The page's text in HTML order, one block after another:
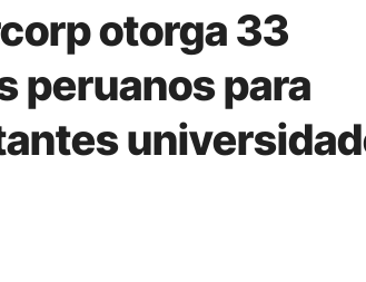
otorga 33
peruanos para